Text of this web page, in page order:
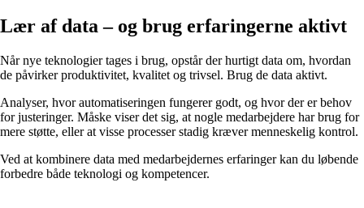
Lær af data – og brug erfaringerne aktivt
Når nye teknologier tages i brug, opstår der hurtigt data om, hvordan
de påvirker produktivitet, kvalitet og trivsel. Brug de data aktivt.
Analyser, hvor automatiseringen fungerer godt, og hvor der er behov
for justeringer. Måske viser det sig, at nogle medarbejdere har brug for
mere støtte, eller at visse processer stadig kræver menneskelig kontrol.
Ved at kombinere data med medarbejdernes erfaringer kan du løbende
forbedre både teknologi og kompetencer.